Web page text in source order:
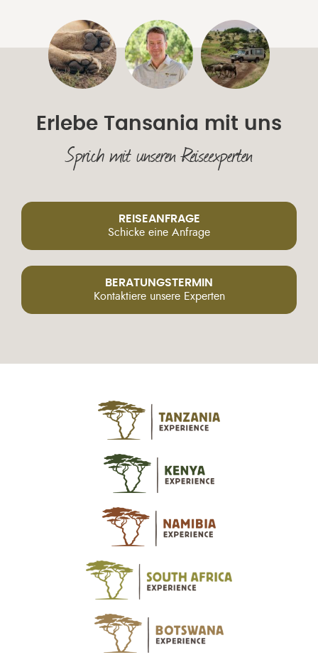
Erlebe Tansania mit uns
Sprich mit unseren Reiseexperten
REISEANFRAGE
Schicke eine Anfrage
BERATUNGSTERMIN
Kontaktiere unsere Experten